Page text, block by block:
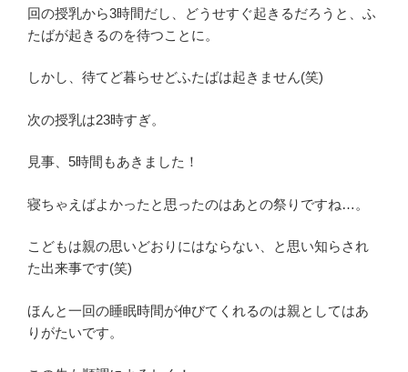
回の授乳から3時間だし、どうせすぐ起きるだろうと、ふ
たばが起きるのを待つことに。
しかし、待てど暮らせどふたばは起きません(笑)
次の授乳は23時すぎ。
見事、5時間もあきました！
寝ちゃえばよかったと思ったのはあとの祭りですね…。
こどもは親の思いどおりにはならない、と思い知らされ
た出来事です(笑)
ほんと一回の睡眠時間が伸びてくれるのは親としてはあ
りがたいです。